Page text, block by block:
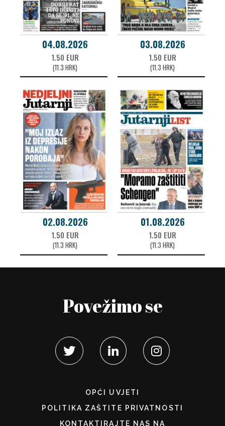
04.08.2026
1.50 EUR
(11.3 HRK)
03.08.2026
1.50 EUR
(11.3 HRK)
02.08.2026
1.50 EUR
(11.3 HRK)
01.08.2026
1.50 EUR
(11.3 HRK)
Povežimo se
OPĆI UVJETI
POLITIKA ZAŠTITE PRIVATNOSTI
KONTAKTIRAJTE NAS NA